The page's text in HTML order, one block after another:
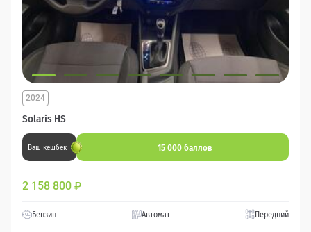
Solaris HS
2024
Ваш кешбек 15 000 баллов
2 158 800 ₽
Бензин Автомат Передний